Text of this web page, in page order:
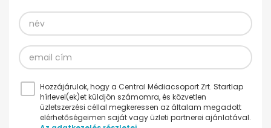
Hozzájárulok, hogy a Central Médiacsoport Zrt. Startlap
hírlevel(ek)et küldjön számomra, és közvetlen
üzletszerzési céllal megkeressen az általam megadott
elérhetőségeimen saját vagy üzleti partnerei ajánlatával.